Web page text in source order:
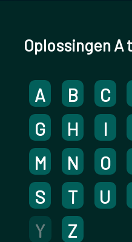
Oplossingen A
A B C
G
H I
M
N O
S
T U
Y
Z